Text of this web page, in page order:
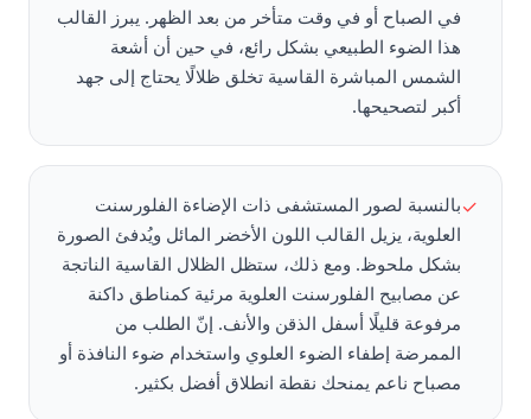
في الصباح أو في وقت متأخر من بعد الظهر. يبرز القالب
هذا الضوء الطبيعي بشكل رائع، في حين أن أشعة
الشمس المباشرة القاسية تخلق ظلالًا يحتاج إلى جهد
أكبر لتصحيحها.
✓بالنسبة لصور المستشفى ذات الإضاءة الفلورسنت
العلوية، يزيل القالب اللون الأخضر المائل ويُدفئ الصورة
بشكل ملحوظ. ومع ذلك، ستظل الظلال القاسية الناتجة
عن مصابيح الفلورسنت العلوية مرئية كمناطق داكنة
مرفوعة قليلًا أسفل الذقن والأنف. إنّ الطلب من
الممرضة إطفاء الضوء العلوي واستخدام ضوء النافذة أو
مصباح ناعم يمنحك نقطة انطلاق أفضل بكثير.